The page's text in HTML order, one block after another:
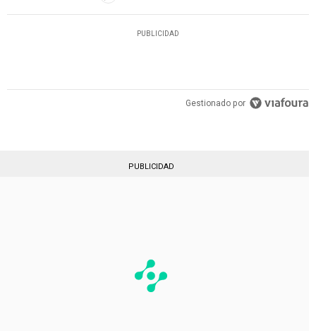
PUBLICIDAD
Gestionado por
PUBLICIDAD